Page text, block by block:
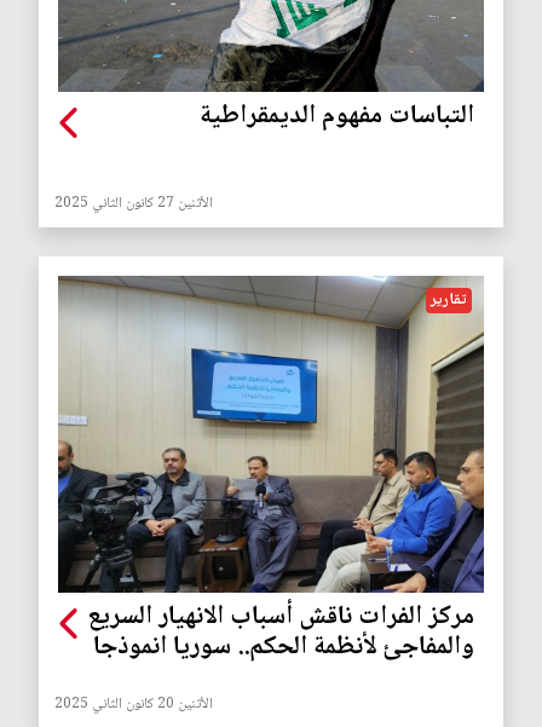
التباسات مفهوم الديمقراطية
الأثنين 27 كانون الثاني 2025
تقارير
مركز الفرات ناقش أسباب الانهيار السريع
والمفاجئ لأنظمة الحكم.. سوريا انموذجا
الأثنين 20 كانون الثاني 2025